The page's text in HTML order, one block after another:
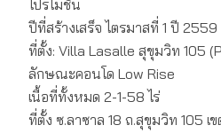
โปรโมชั่น
ปีที่สร้างเสร็จ ไตรมาสที่ 1 ปี 2559
ที่ตั้ง: Villa Lasalle สุขุมวิท 105
ลักษณะคอนโด Low Rise
เนื้อที่ทั้งหมด 2-1-58 ไร่
ที่ตั้ง ซ.ลาซาล 18 ถ.สุขุมวิท 105 เ